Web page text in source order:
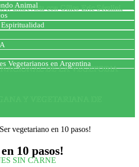
Entrevista con Gilles-Eric Séralini,
NACIONAL DE LA VEGEFOBIA
Y VEGETARIANA DE
SIN CARNE
Animal
Vegetarianos en Argentina
Ser vegetariano en 10 pasos!
10 pasos!